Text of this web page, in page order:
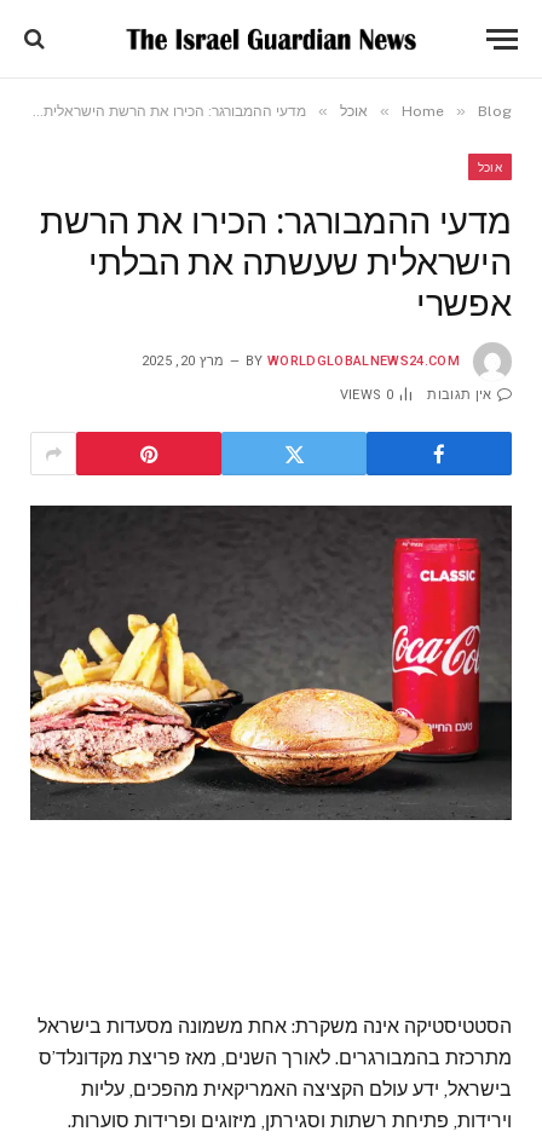
Home » Blog
» אוכל » מדעי ההמבורגר: הכירו את הרשת הישראלית שעשתה את הבלתי אפשרי
אוכל
מדעי ההמבורגר: הכירו את הרשת
הישראלית שעשתה את הבלתי
אפשרי
BY WORLDGLOBALNEWS24.COM מרץ 20, 2025
אין תגובות 0
VIEWS
הסטטיסטיקה אינה משקרת: אחת משמונה מסעדות בישראל
מתרכזת בהמבורגרים. לאורך השנים, מאז פריצת מקדונלד’ס
בישראל, ידע עולם הקציצה האמריקאית מהפכים, עליות
וירידות, פתיחת רשתות וסגירתן, מיזוגים ופרידות סוערות.